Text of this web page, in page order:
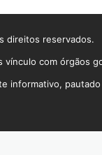
direitos reservados.
com órgãos
informativo,